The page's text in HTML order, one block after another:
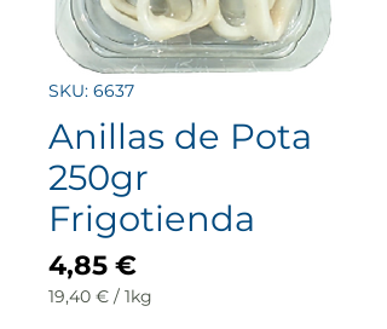
SKU: 6637
Anillas de Pota
250gr
Frigotienda
4,85 €Precio
19,40 € / 1kg